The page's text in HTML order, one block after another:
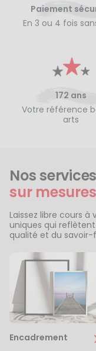
Paiement
En 3 ou 4 fois
172 ans
Votre référence
arts
Nos services
sur mesures
Laissez libre cours
uniques qui
qualité et du savoir-
Encadrement